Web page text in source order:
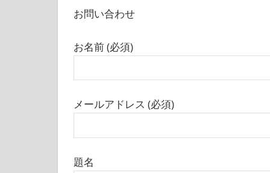
お問い合わせ
お名前 (必須)
メールアドレス (必須)
題名